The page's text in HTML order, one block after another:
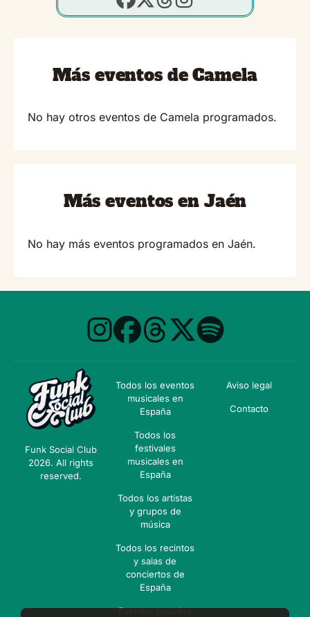
Más eventos de Camela
No hay otros eventos de Camela programados.
Más eventos en Jaén
No hay más eventos programados en Jaén.
Funk Social Club
2026. All rights
reserved.
Todos los eventos
musicales en
España
Todos los
festivales
musicales en
España
Todos los artistas
y grupos de
música
Todos los recintos
y salas de
conciertos de
España
Eventos pasados
Aviso legal
Contacto